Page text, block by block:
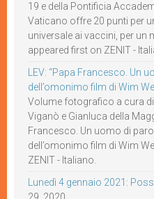
19 e della Pontificia
Vaticano offre 20 punti per
universale ai vaccini, per un
appeared first on ZENIT -
LEV: “Papa Francesco. Un
dell’omonimo film di Wim
Volume fotografico a cura
Viganò e Gianluca della
Francesco. Un uomo di
dell’omonimo film di Wim
ZENIT - Italiano.
Lunedì 4 gennaio 2021: